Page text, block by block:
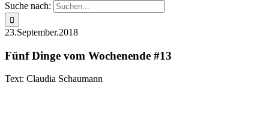
Suche nach:
23.September.2018
Fünf Dinge vom Wochenende #13
Text: Claudia Schaumann